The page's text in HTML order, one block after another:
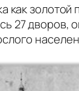
как золотой
27 дворов,